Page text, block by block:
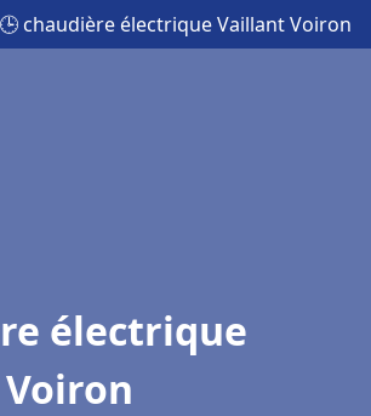
🕒 chaudière électrique Vaillant Voiron
électrique